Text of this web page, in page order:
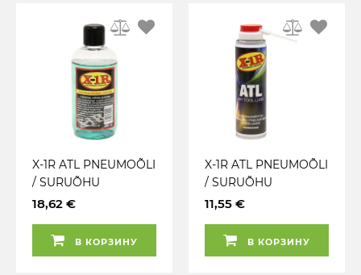
X-1R ATL PNEUMOÕLI
/ SURUÕHU
TÖÖRIISTA ÕLI
18,62 €
В КОРЗИНУ
X-1R ATL PNEUMOÕLI
/ SURUÕHU
TÖÖRIISTA ÕLI 150ML
11,55 €
В КОРЗИНУ